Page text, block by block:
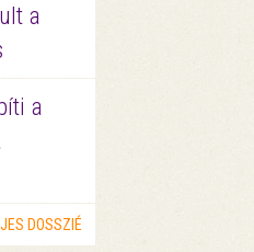
a
a
DOSSZIÉ